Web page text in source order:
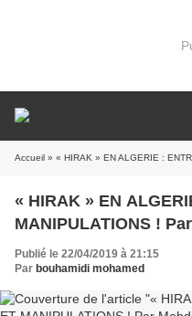
Accueil » « HIRAK » EN ALGERIE :
« HIRAK » EN
MANIPULATIONS !
Publié le 22/04/2019 à 21:15
Par bouhamidi mohamed